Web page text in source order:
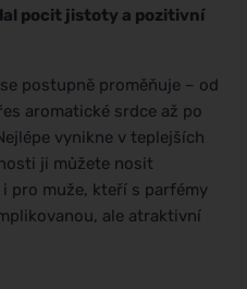
pocit jistoty a pozitivní
postupně proměňuje – od
aromatické srdce až po
vynikne v teplejších
ji můžete nosit
pro muže, kteří s parfémy
ale atraktivní